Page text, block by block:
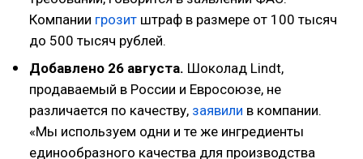
Компании грозит штраф в размере от 100 тысяч
до 500 тысяч рублей.
Добавлено 26 августа. Шоколад Lindt,
продаваемый в России и Евросоюзе, не
различается по качеству, заявили в компании.
«Мы используем одни и те же ингредиенты
единообразного качества для производства